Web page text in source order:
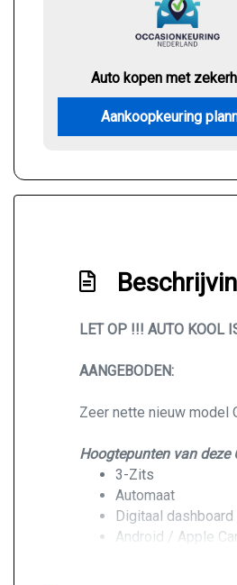
Auto kopen met
Aankoopkeuring
LET OP !!! AUTO KOOL
AANGEBODEN:
Zeer nette nieuw model
Hoogtepunten van deze
3-Zits
Automaat
Digitaal dashboard
Android / Apple